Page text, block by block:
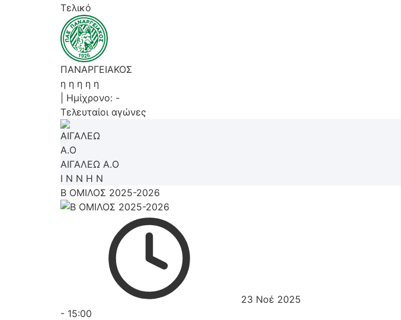
Τελικό
ΠΑΝΑΡΓΕΙΑΚΟΣ
η η η η η
Ημίχρονο: -
Τελευταίοι αγώνες
ΑΙΓΑΛΕΩ A.O
Ι Ν Ν Η Ν
Β ΟΜΙΛΟΣ 2025-2026
23 Νοέ 2025
- 15:00